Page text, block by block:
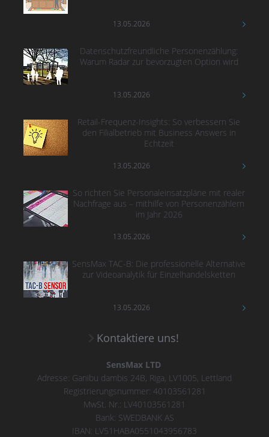
13.05.2026
Datenschutzfreundliche Personenzählung:
Warum Radar zur bevorzugten Option wird
13.05.2026
Retail-Frequenz-Insights: So verbessern Sie
den Filialbetrieb mit Business Answers in
Echtzeit
13.05.2026
So richten Sie Personaleinsatzpläne mit realer
Nachfrage aus – mithilfe von Personenzählern
im Jahr 2026
13.05.2026
SensMax TAC-B: Die professionelle Alternative
zur Videoanalytik für Einzelhandelsketten
13.05.2026
Kontaktiere uns!
SensMax LTD
Adresse: Ganibu dambis 24B, Riga, LV1005, Lettland
Registrierungsnummer: 40103561281
MwSt. Nr.: LV40103561281
Bank: SWEDBANK AS
IBAN: LV51HABA0551043956783